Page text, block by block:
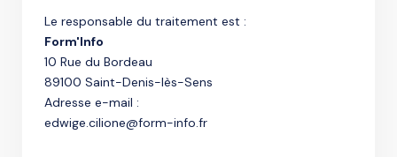
Le responsable du traitement est :
Form'Info
10 Rue du Bordeau
89100 Saint-Denis-lès-Sens
Adresse e-mail :
edwige.cilione@form-info.fr